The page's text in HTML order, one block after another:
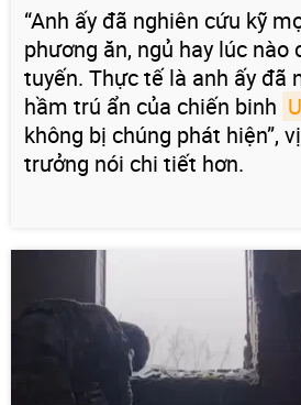
“Anh ấy đã nghiên cứu kỹ
phương ăn, ngủ hay lúc nào
tuyến. Thực tế là anh ấy đã
hầm trú ẩn của chiến binh
không bị chúng phát hiện”,
trưởng nói chi tiết hơn.